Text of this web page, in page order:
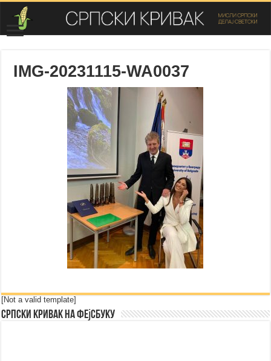
IMG-20231115-WA0037
[Not a valid template]
Српски Кривак на Фејсбуку